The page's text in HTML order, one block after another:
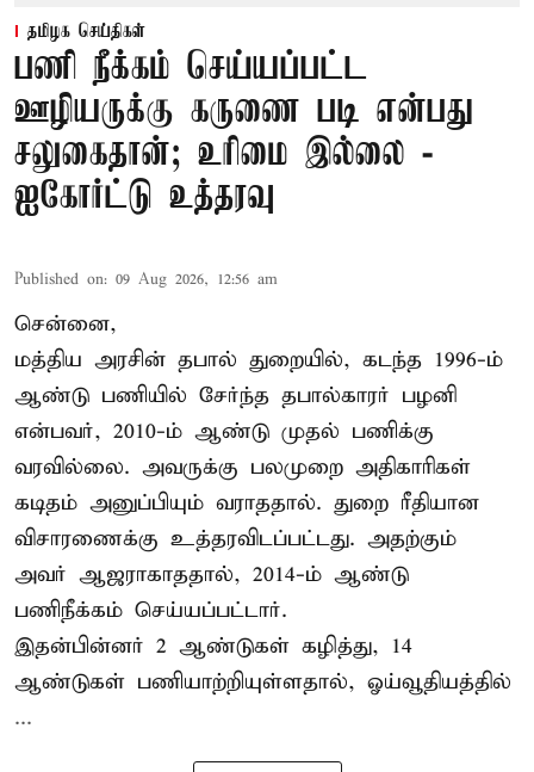
தமிழக செய்திகள்
பணி நீக்கம் செய்யப்பட்ட
ஊழியருக்கு கருணை படி என்பது
சலுகைதான்; உரிமை இல்லை -
ஐகோர்ட்டு உத்தரவு
Published on: 09 Aug 2026, 12:56 am
சென்னை,
மத்திய அரசின் தபால் துறையில், கடந்த 1996-ம்
ஆண்டு பணியில் சேர்ந்த தபால்காரர் பழனி
என்பவர், 2010-ம் ஆண்டு முதல் பணிக்கு
வரவில்லை. அவருக்கு பலமுறை அதிகாரிகள்
கடிதம் அனுப்பியும் வராததால். துறை ரீதியான
விசாரணைக்கு உத்தரவிடப்பட்டது. அதற்கும்
அவர் ஆஜராகாததால், 2014-ம் ஆண்டு
பணிநீக்கம் செய்யப்பட்டார்.
இதன்பின்னர் 2 ஆண்டுகள் கழித்து, 14
ஆண்டுகள் பணியாற்றியுள்ளதால், ஓய்வூதியத்தில்
...